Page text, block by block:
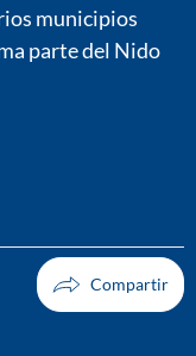
municipios
parte del Nido